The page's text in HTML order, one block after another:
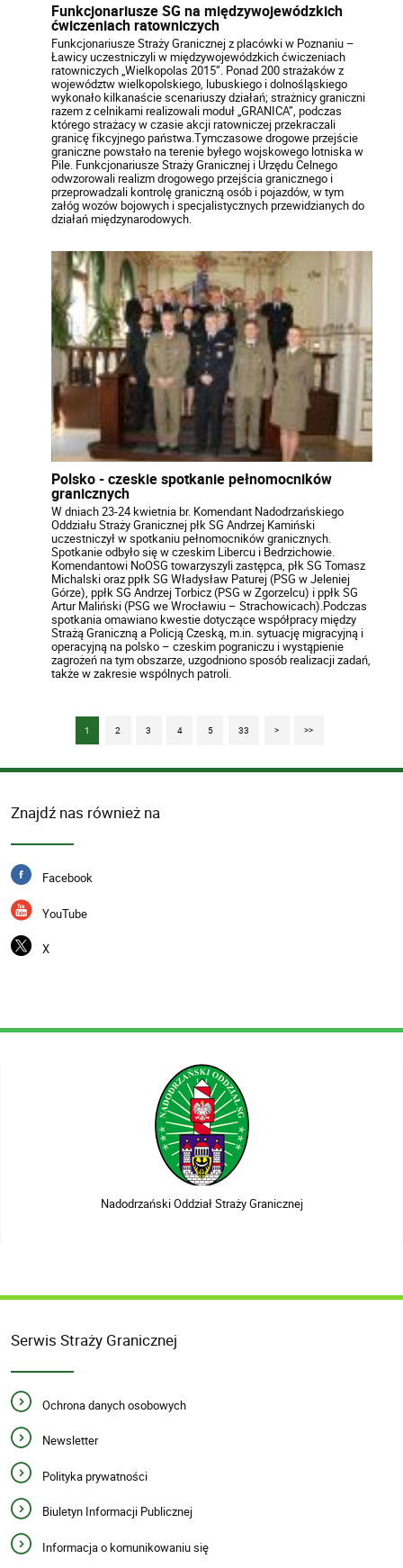
Funkcjonariusze SG na międzywojewódzkich
ćwiczeniach ratowniczych
Funkcjonariusze Straży Granicznej z placówki w Poznaniu –
Ławicy uczestniczyli w międzywojewódzkich ćwiczeniach
ratowniczych „Wielkopolas 2015”. Ponad 200 strażaków z
województw wielkopolskiego, lubuskiego i dolnośląskiego
wykonało kilkanaście scenariuszy działań; strażnicy graniczni
razem z celnikami realizowali moduł „GRANICA”, podczas
którego strażacy w czasie akcji ratowniczej przekraczali
granicę fikcyjnego państwa.Tymczasowe drogowe przejście
graniczne powstało na terenie byłego wojskowego lotniska w
Pile. Funkcjonariusze Straży Granicznej i Urzędu Celnego
odwzorowali realizm drogowego przejścia granicznego i
przeprowadzali kontrolę graniczną osób i pojazdów, w tym
załóg wozów bojowych i specjalistycznych przewidzianych do
działań międzynarodowych.
Polsko - czeskie spotkanie pełnomocników
granicznych
W dniach 23-24 kwietnia br. Komendant Nadodrzańskiego
Oddziału Straży Granicznej płk SG Andrzej Kamiński
uczestniczył w spotkaniu pełnomocników granicznych.
Spotkanie odbyło się w czeskim Libercu i Bedrzichowie.
Komendantowi NoOSG towarzyszyli zastępca, płk SG Tomasz
Michalski oraz ppłk SG Władysław Paturej (PSG w Jeleniej
Górze), ppłk SG Andrzej Torbicz (PSG w Zgorzelcu) i ppłk SG
Artur Maliński (PSG we Wrocławiu – Strachowicach).Podczas
spotkania omawiano kwestie dotyczące współpracy między
Strażą Graniczną a Policją Czeską, m.in. sytuację migracyjną i
operacyjną na polsko – czeskim pograniczu i wystąpienie
zagrożeń na tym obszarze, uzgodniono sposób realizacji zadań,
także w zakresie wspólnych patroli.
1 2 3 4 5 33 > >>
Znajdź nas również na
Facebook
YouTube
X
Nadodrzański Oddział Straży Granicznej
Serwis Straży Granicznej
Ochrona danych osobowych
Newsletter
Polityka prywatności
Biuletyn Informacji Publicznej
Informacja o komunikowaniu się